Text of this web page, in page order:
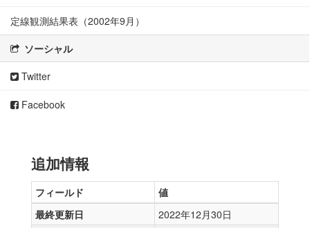
定線観測結果表（2002年9月）
ソーシャル
Twitter
Facebook
追加情報
フィールド
値
最終更新日
2022年12月30日